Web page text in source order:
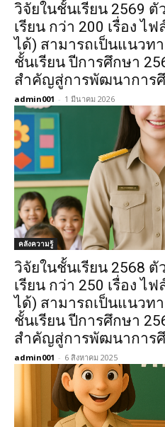
วิจัยในชั้นเรียน 2569
เรียน กว่า 200 เรื่อง ไ
ได้) สามารถเป็นแนวท
ชั้นเรียน ปีการศึกษา
สำคัญสู่การพัฒนาการ
admin001 - 1 มีนาคม 2026
คลังความรู้
วิจัยในชั้นเรียน 2568
เรียน กว่า 250 เรื่อง ไ
ได้) สามารถเป็นแนวท
ชั้นเรียน ปีการศึกษา
สำคัญสู่การพัฒนาการ
admin001 - 6 สิงหาคม 2025